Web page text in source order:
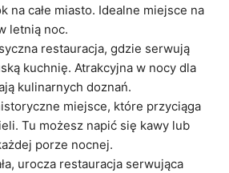
na całe miasto. Idealne miejsce na
letnią noc.
restauracja, gdzie serwują
kuchnię. Atrakcyjna w nocy dla
kulinarnych doznań.
miejsce, które przyciąga
Tu możesz napić się kawy lub
porze nocnej.
urocza restauracja serwująca